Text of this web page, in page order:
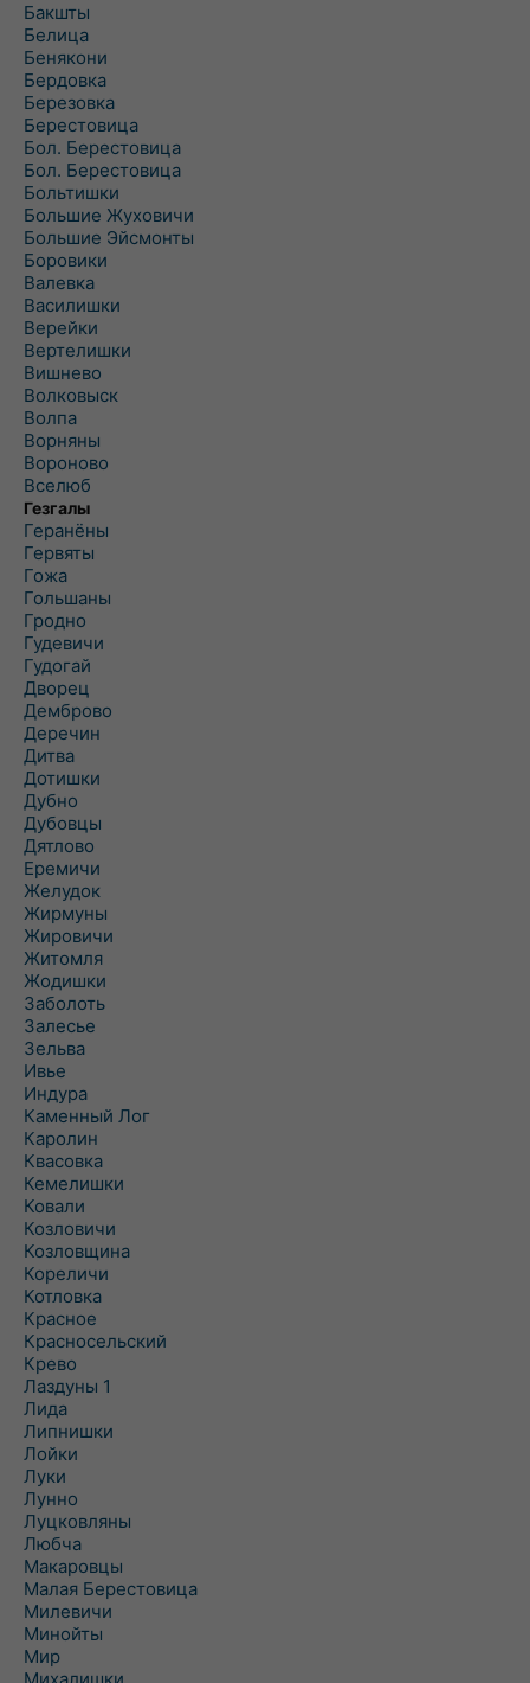
Бакшты
Белица
Бенякони
Бердовка
Березовка
Берестовица
Бол. Берестовица
Бол. Берестовица
Больтишки
Большие Жуховичи
Большие Эйсмонты
Боровики
Валевка
Василишки
Верейки
Вертелишки
Вишнево
Волковыск
Волпа
Ворняны
Вороново
Вселюб
Гезгалы
Геранёны
Гервяты
Гожа
Гольшаны
Гродно
Гудевичи
Гудогай
Дворец
Демброво
Деречин
Дитва
Дотишки
Дубно
Дубовцы
Дятлово
Еремичи
Желудок
Жирмуны
Жировичи
Житомля
Жодишки
Заболоть
Залесье
Зельва
Ивье
Индура
Каменный Лог
Каролин
Квасовка
Кемелишки
Ковали
Козловичи
Козловщина
Кореличи
Котловка
Красное
Красносельский
Крево
Лаздуны 1
Лида
Липнишки
Лойки
Луки
Лунно
Луцковляны
Любча
Макаровцы
Малая Берестовица
Милевичи
Минойты
Мир